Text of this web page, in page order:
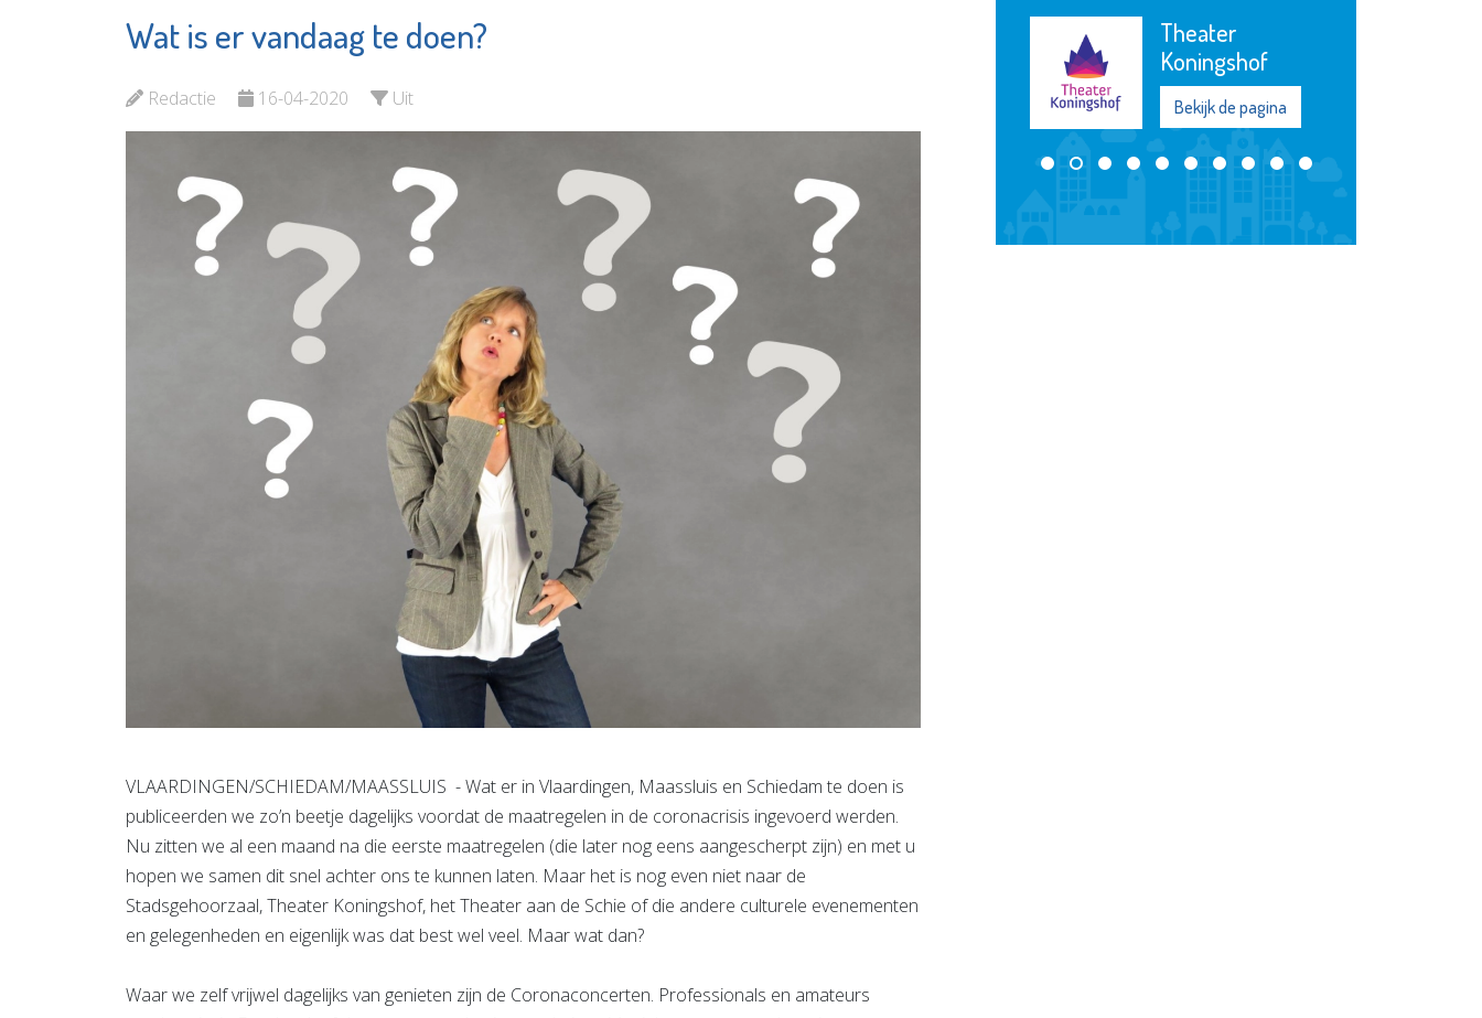
Wat is er vandaag te doen?
Redactie 16-04-2020 Uit
VLAARDINGEN/SCHIEDAM/MAASSLUIS - Wat er in Vlaardingen, Maassluis en Schiedam te doen is
publiceerden we zo’n beetje dagelijks voordat de maatregelen in de coronacrisis ingevoerd werden.
Nu zitten we al een maand na die eerste maatregelen (die later nog eens aangescherpt zijn) en met u
hopen we samen dit snel achter ons te kunnen laten. Maar het is nog even niet naar de
Stadsgehoorzaal, Theater Koningshof, het Theater aan de Schie of die andere culturele evenementen
en gelegenheden en eigenlijk was dat best wel veel. Maar wat dan?
Waar we zelf vrijwel dagelijks van genieten zijn de Coronaconcerten. Professionals en amateurs
Bekijk de pagina
Fonds Schiedam
Theater
Koningshof
Bekijk de pagina